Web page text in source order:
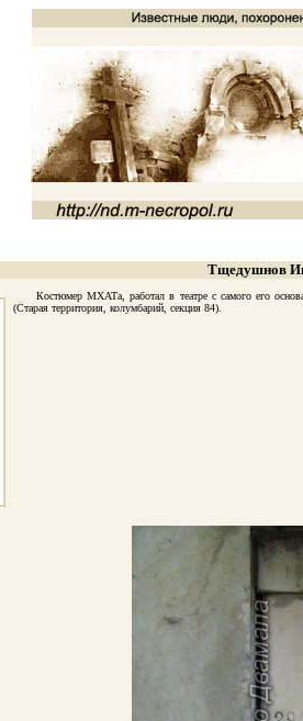
Тщедушнов
Костюмер МХАТа, работал в театре с самого его
(Старая территория, колумбарий, секция 84).